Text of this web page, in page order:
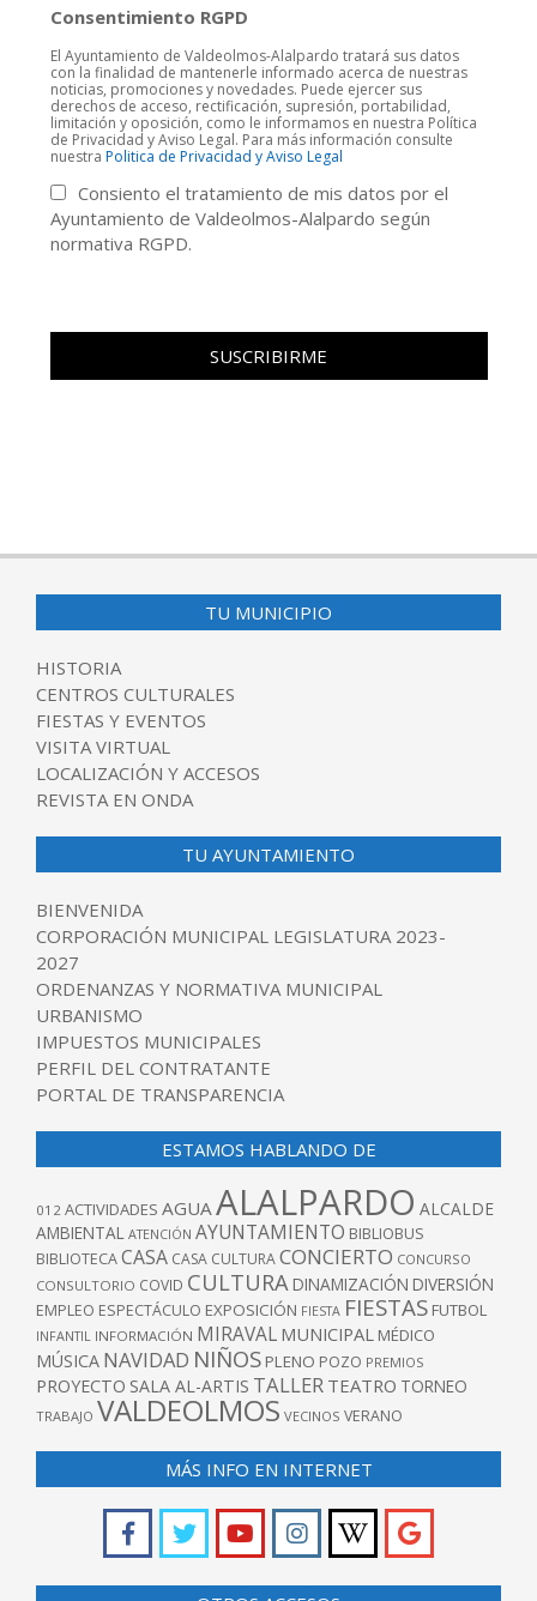
Consentimiento RGPD
El Ayuntamiento de Valdeolmos-Alalpardo tratará sus datos
con la finalidad de mantenerle informado acerca de nuestras
noticias, promociones y novedades. Puede ejercer sus
derechos de acceso, rectificación, supresión, portabilidad,
limitación y oposición, como le informamos en nuestra Política
de Privacidad y Aviso Legal. Para más información consulte
nuestra Politica de Privacidad y Aviso Legal
Consiento el tratamiento de mis datos por el
Ayuntamiento de Valdeolmos-Alalpardo según
normativa RGPD.
TU MUNICIPIO
HISTORIA
CENTROS CULTURALES
FIESTAS Y EVENTOS
VISITA VIRTUAL
LOCALIZACIÓN Y ACCESOS
REVISTA EN ONDA
TU AYUNTAMIENTO
BIENVENIDA
CORPORACIÓN MUNICIPAL LEGISLATURA 2023-
2027
ORDENANZAS Y NORMATIVA MUNICIPAL
URBANISMO
IMPUESTOS MUNICIPALES
PERFIL DEL CONTRATANTE
PORTAL DE TRANSPARENCIA
ESTAMOS HABLANDO DE
012 ACTIVIDADES AGUAALALPARDO ALCALDE
AMBIENTAL ATENCIÓN AYUNTAMIENTO BIBLIOBUS
BIBLIOTECACASA CASA CULTURACONCIERTO CONCURSO
CONSULTORIO COVID CULTURA DINAMIZACIÓN DIVERSIÓN
EMPLEO ESPECTÁCULO EXPOSICIÓN FIESTA FIESTAS FUTBOL
INFANTIL INFORMACIÓN MIRAVAL MUNICIPAL MÉDICO
MÚSICA NAVIDAD NIÑOS PLENO POZO PREMIOS
PROYECTO SALA AL-ARTIS TALLER TEATRO TORNEO
TRABAJO VALDEOLMOS VECINOS VERANO
MÁS INFO EN INTERNET